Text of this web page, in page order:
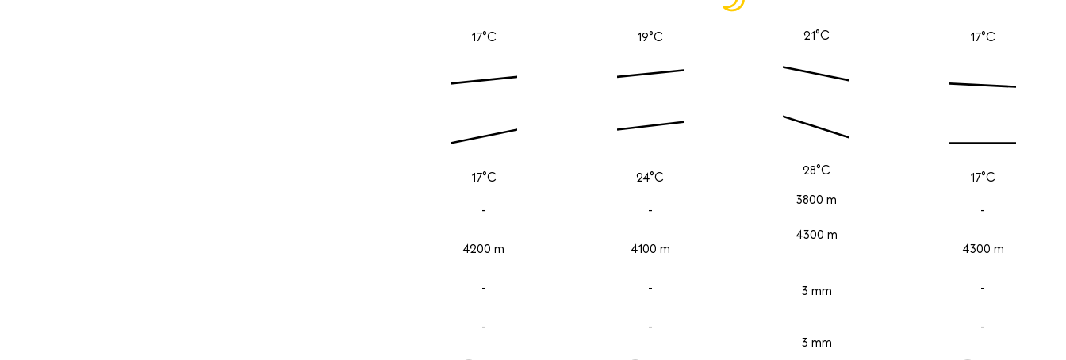
17°C
17°C
-
4200 m
-
-
19°C
24°C
-
4100 m
-
-
21°C
28°C
3800 m
4300 m
3 mm
3 mm
17°C
17°C
-
4300 m
-
-